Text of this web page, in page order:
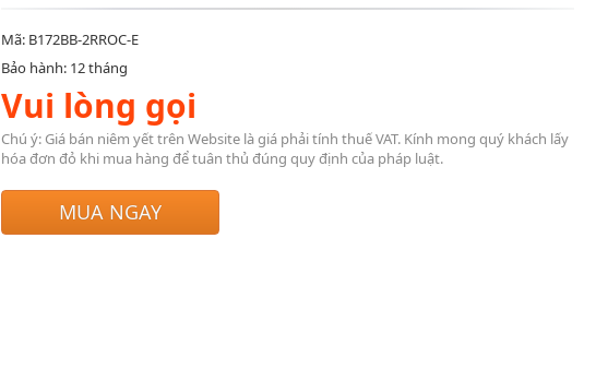
Mã: B172BB-2RROC-E
Bảo hành: 12 tháng
Vui lòng gọi
Chú ý: Giá bán niêm yết trên Website là giá phải tính thuế VAT. Kính mong quý khách lấy
hóa đơn đỏ khi mua hàng để tuân thủ đúng quy định của pháp luật.
MUA NGAY